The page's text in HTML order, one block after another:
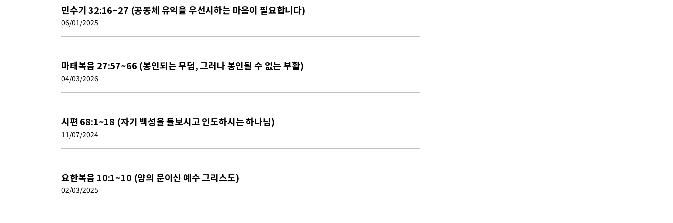
민수기 32:16~27 (공동체 유익을 우선시하는 마음이 필요합니다)
06/01/2025
마태복음 27:57~66 (봉인되는 무덤, 그러나 봉인될 수 없는 부활)
04/03/2026
시편 68:1~18 (자기 백성을 돌보시고 인도하시는 하나님)
11/07/2024
요한복음 10:1~10 (양의 문이신 예수 그리스도)
02/03/2025